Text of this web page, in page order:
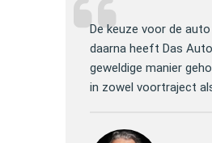
De keuze voor de
daarna heeft Das
geweldige manier
in zowel voortraject